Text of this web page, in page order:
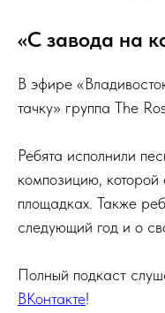
«С завода на
В эфире
тачку» группа The
Ребята исполнили
композицию,
площадках. Также
следующий год и о
Полный подкаст
ВКонтакте!